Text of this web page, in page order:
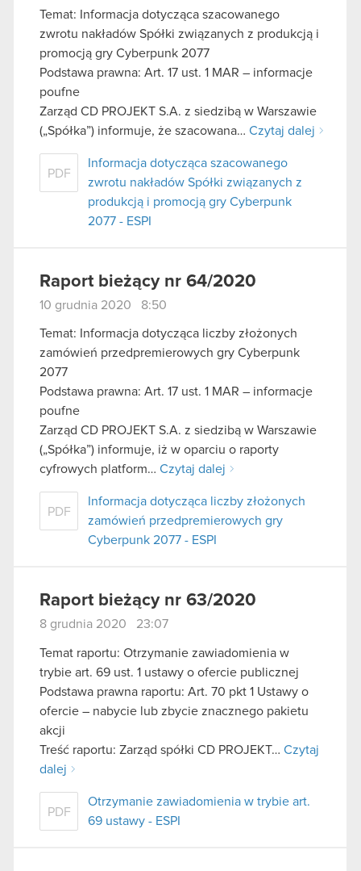
Temat: Informacja dotycząca szacowanego
zwrotu nakładów Spółki związanych z produkcją i
promocją gry Cyberpunk 2077
Podstawa prawna: Art. 17 ust. 1 MAR – informacje
poufne
Zarząd CD PROJEKT S.A. z siedzibą w Warszawie
(„Spółka”) informuje, że szacowana… Czytaj dalej
PDF
Informacja dotycząca szacowanego
zwrotu nakładów Spółki związanych z
produkcją i promocją gry Cyberpunk
2077 - ESPI
Raport bieżący nr 64/2020
10 grudnia 2020 8:50
Temat: Informacja dotycząca liczby złożonych
zamówień przedpremierowych gry Cyberpunk
2077
Podstawa prawna: Art. 17 ust. 1 MAR – informacje
poufne
Zarząd CD PROJEKT S.A. z siedzibą w Warszawie
(„Spółka”) informuje, iż w oparciu o raporty
cyfrowych platform… Czytaj dalej
PDF
Informacja dotycząca liczby złożonych
zamówień przedpremierowych gry
Cyberpunk 2077 - ESPI
Raport bieżący nr 63/2020
8 grudnia 2020 23:07
Temat raportu: Otrzymanie zawiadomienia w
trybie art. 69 ust. 1 ustawy o ofercie publicznej
Podstawa prawna raportu: Art. 70 pkt 1 Ustawy o
ofercie – nabycie lub zbycie znacznego pakietu
akcji
Treść raportu: Zarząd spółki CD PROJEKT… Czytaj
dalej
PDF
Otrzymanie zawiadomienia w trybie art.
69 ustawy - ESPI